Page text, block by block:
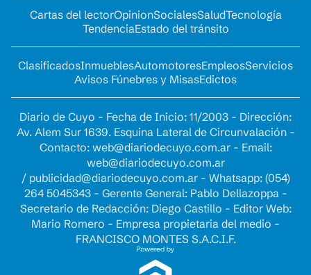
Cartas del lectorOpinionSocialesSaludTecnología
TendenciaEstado del tránsito
ClasificadosInmueblesAutomotoresEmpleosServicios
Avisos Fúnebres y MisasEdictos
Diario de Cuyo - Fecha de Inicio: 11/2003 - Dirección:
Av. Alem Sur 1639. Esquina Lateral de Circunvalación -
Contacto: web@diariodecuyo.com.ar- Email:
web@diariodecuyo.com.ar
/ publicidad@diariodecuyo.com.ar- Whatsapp: (054)
264 5045343 - Gerente General: Pablo Dellazoppa -
Secretario de Redacción: Diego Castillo - Editor Web:
Mario Romero - Empresa propietaria del medio -
FRANCISCO MONTES S.A.C.I.F.